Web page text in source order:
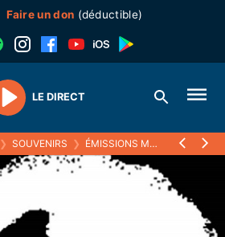
Faire un don (déductible)
Play
LE DIRECT
❯ SOUVENIRS ❯ ÉMISSIONS MUSICALES (SOUVENIRS)